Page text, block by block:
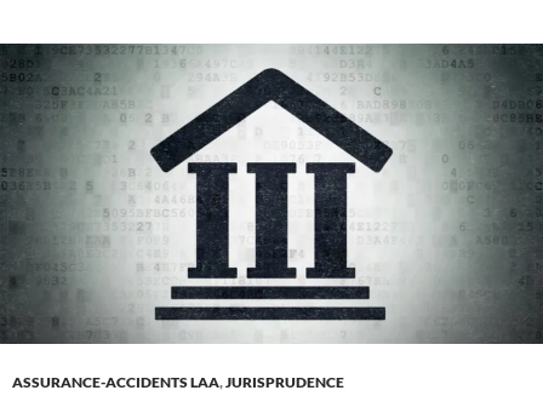
ASSURANCE-ACCIDENTS LAA,JURISPRUDENCE